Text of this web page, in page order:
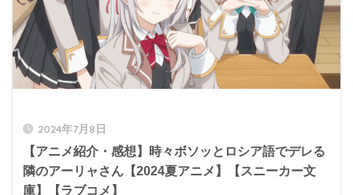
2024年7月8日
【アニメ紹介・感想】時々ボソッとロシア語でデレる
隣のアーリャさん【2024夏アニメ】【スニーカー文
庫】【ラブコメ】